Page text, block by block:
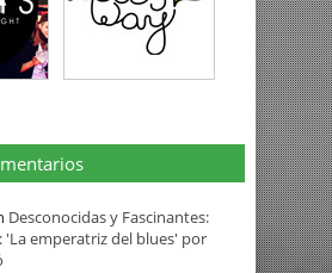
Desconocidas y Fascinantes:
'La emperatriz del blues' por